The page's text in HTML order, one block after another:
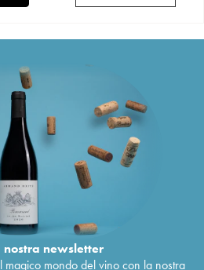
nostra newsletter
mondo del vino con la nostra